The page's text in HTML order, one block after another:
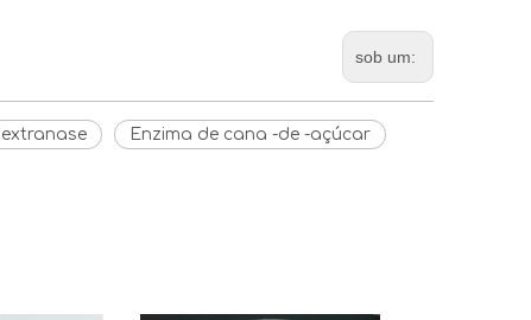
sob um:
Enzima de cana -de -açúcar